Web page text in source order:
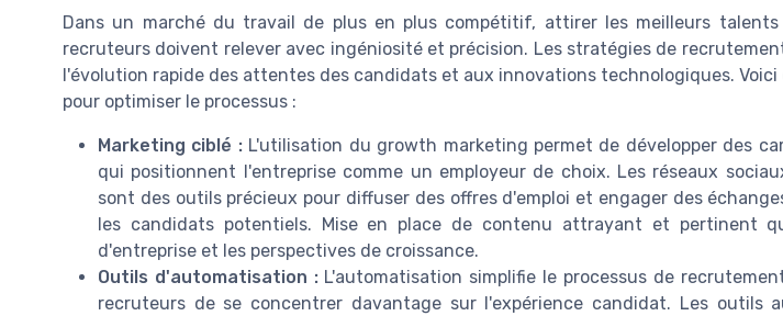
Dans un marché du travail de plus en plus compétitif, attirer les meilleurs
recruteurs doivent relever avec ingéniosité et précision. Les stratégies de
l'évolution rapide des attentes des candidats et aux innovations technologiques.
pour optimiser le processus :
Marketing ciblé :L'utilisation du growth marketing permet de développer des
qui positionnent l'entreprise comme un employeur de choix. Les réseaux
sont des outils précieux pour diffuser des offres d'emploi et engager des
les candidats potentiels. Mise en place de contenu attrayant et pertinent
d'entreprise et les perspectives de croissance.
Outils d'automatisation :L'automatisation simplifie le processus de
recruteurs de se concentrer davantage sur l'expérience candidat. Les outils